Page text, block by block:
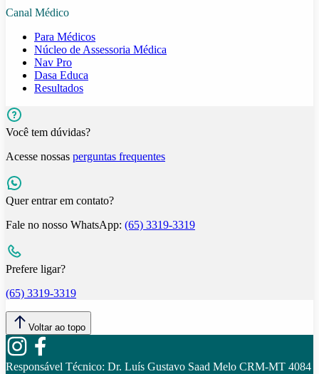
Canal Médico
Para Médicos
Núcleo de Assessoria Médica
Nav Pro
Dasa Educa
Resultados
Você tem dúvidas?
Acesse nossas perguntas frequentes
Quer entrar em contato?
Fale no nosso WhatsApp: (65) 3319-3319
Prefere ligar?
(65) 3319-3319
Voltar ao topo
Responsável Técnico: Dr. Luís Gustavo Saad Melo CRM-MT 4084